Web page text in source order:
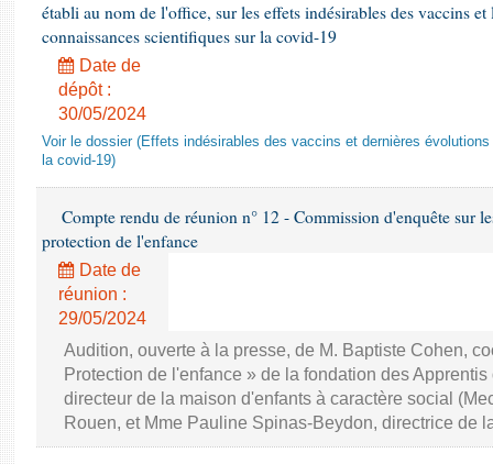
établi au nom de l'office, sur les effets indésirables des vaccins
connaissances scientifiques sur la covid-19
Date de
dépôt :
30/05/2024
Voir le dossier (Effets indésirables des vaccins et dernières
la covid-19)
Compte rendu de réunion n° 12 - Commission d'enquête sur
protection de l'enfance
Date de
réunion :
29/05/2024
Audition, ouverte à la presse, de M. Baptiste Cohen,
Protection de l'enfance » de la fondation des
directeur de la maison d'enfants à caractère social
Rouen, et Mme Pauline Spinas-Beydon, directrice de